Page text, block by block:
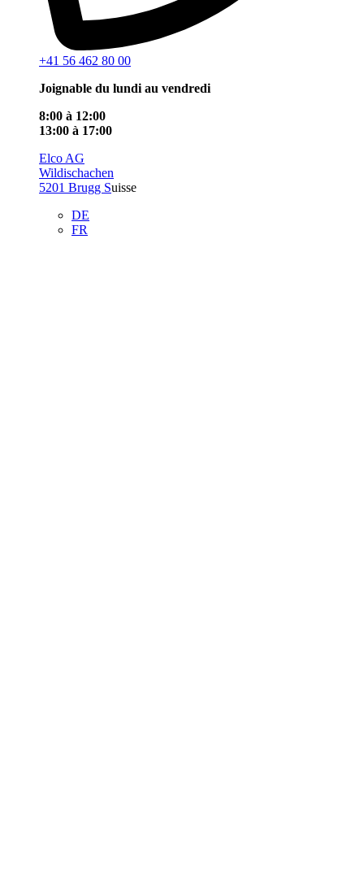
+41 56 462 80 00
Joignable du lundi au vendredi
8:00 à 12:00
13:00 à 17:00
Elco AG
Wildischachen
5201 Brugg Suisse
DE
FR